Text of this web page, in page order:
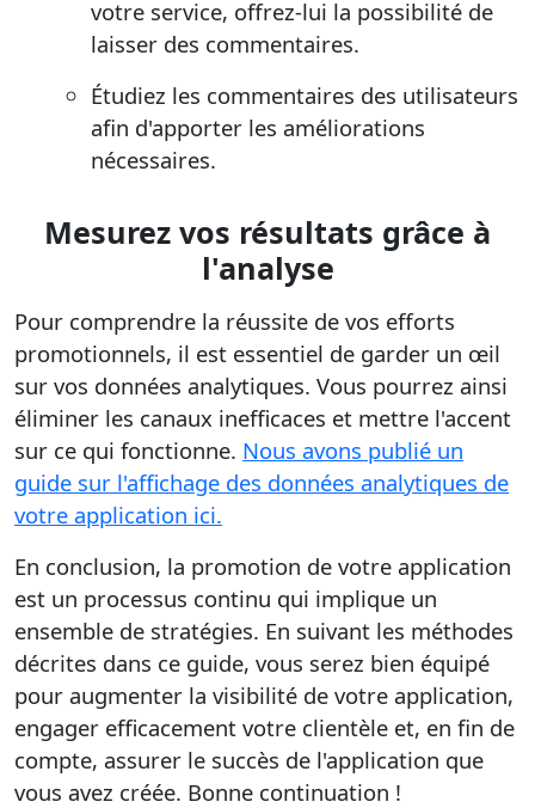
votre service, offrez-lui la possibilité de
laisser des commentaires.
Étudiez les commentaires des utilisateurs
afin d'apporter les améliorations
nécessaires.
Mesurez vos résultats grâce à
l'analyse
Pour comprendre la réussite de vos efforts
promotionnels, il est essentiel de garder un œil
sur vos données analytiques. Vous pourrez ainsi
éliminer les canaux inefficaces et mettre l'accent
sur ce qui fonctionne. Nous avons publié un
guide sur l'affichage des données analytiques de
votre application ici.
En conclusion, la promotion de votre application
est un processus continu qui implique un
ensemble de stratégies. En suivant les méthodes
décrites dans ce guide, vous serez bien équipé
pour augmenter la visibilité de votre application,
engager efficacement votre clientèle et, en fin de
compte, assurer le succès de l'application que
vous avez créée. Bonne continuation !